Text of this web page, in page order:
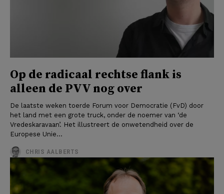
Op de radicaal rechtse flank is
alleen de PVV nog over
De laatste weken toerde Forum voor Democratie (FvD) door
het land met een grote truck, onder de noemer van ‘de
Vredeskaravaan’. Het illustreert de onwetendheid over de
Europese Unie...
CHRIS AALBERTS